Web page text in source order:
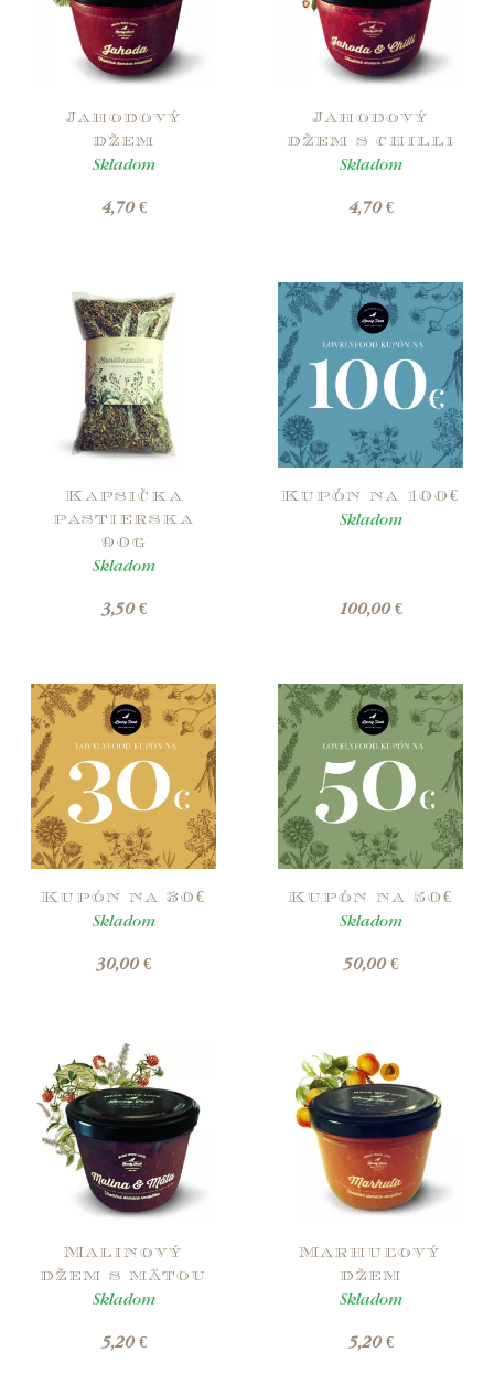
Jahodový
džem
Skladom
4,70 €
Jahodový
džem s chilli
Skladom
4,70 €
Kapsička
pastierska
90g
Skladom
3,50 €
Kupón na 100€
Skladom
100,00 €
Kupón na 30€
Skladom
30,00 €
Kupón na 50€
Skladom
50,00 €
Malinový
džem s mätou
Skladom
5,20 €
Marhuľový
džem
Skladom
5,20 €